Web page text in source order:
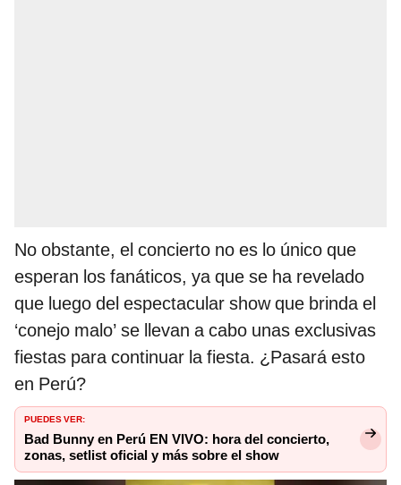
No obstante, el concierto no es lo único que
esperan los fanáticos, ya que se ha revelado
que luego del espectacular show que brinda el
‘conejo malo’ se llevan a cabo unas exclusivas
fiestas para continuar la fiesta. ¿Pasará esto
en Perú?
PUEDES VER:
Bad Bunny en Perú EN VIVO: hora del concierto,
zonas, setlist oficial y más sobre el show